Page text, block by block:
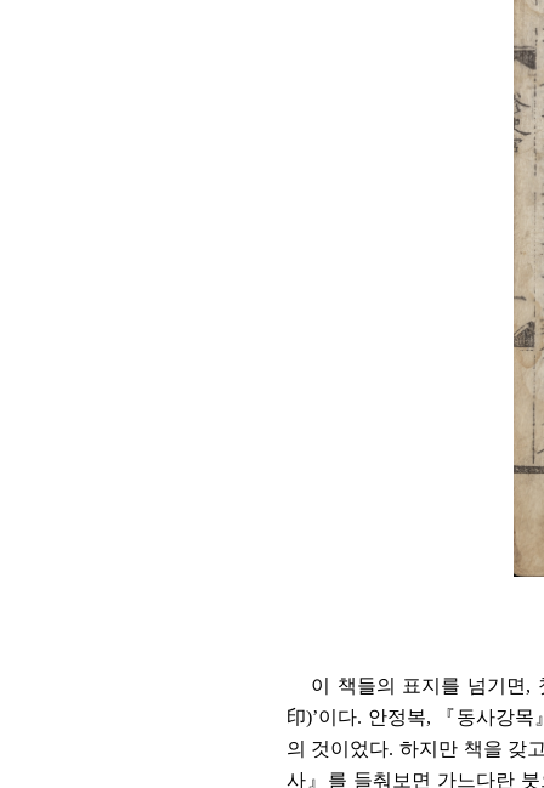
이 책들의 표지를 넘기면 ,
印)’이다. 안정복, 『동사강목
의 것이었다.하지만 책을 갖
사』 를 들춰보면 가느다란